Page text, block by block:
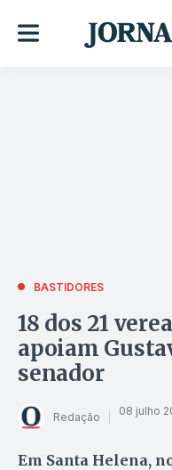
BASTIDORES
18 dos 21
apoiam
senador
Redação 08 julho
Em Santa Helena,